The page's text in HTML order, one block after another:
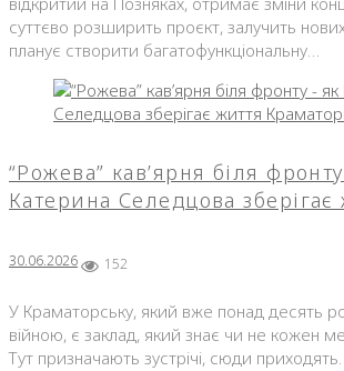
суттєво розширить проєкт, залучить
планує створити багатофункціональну…
“Рожева” кав’ярня біля
Катерина Селедцова
30.06.2026 152
У Краматорську, який вже понад десять
війною, є заклад, який знає чи не кожен
Тут призначають зустрічі, сюди